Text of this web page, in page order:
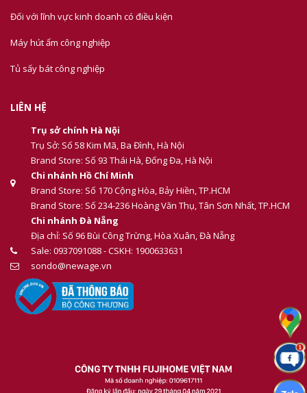
Đối với lĩnh vực kinh doanh có điều kiện
Máy hút ẩm công nghiệp
Tủ sấy bát công nghiệp
LIÊN HỆ
Trụ sở chính Hà Nội
Trụ Sở: Số 58 Kim Mã, Ba Đình, Hà Nội
Brand Store: Số 93 Thái Hà, Đống Đa, Hà Nội
Chi nhánh Hồ Chí Minh
Brand Store: Số 170 Cộng Hòa, Bảy Hiền, TP.HCM
Brand Store: Số 234-236 Hoàng Văn Thụ, Tân Sơn Nhất, TP.HCM
Chi nhánh Đà Nẵng
Địa chỉ: Số 96 Bùi Công Trừng, Hòa Xuân, Đà Nẵng
Sale: 0937091088 - CSKH: 1900633631
sondo@newage.vn